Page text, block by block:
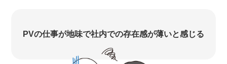
PVの仕事が地味で社内での存在感が薄いと感じる